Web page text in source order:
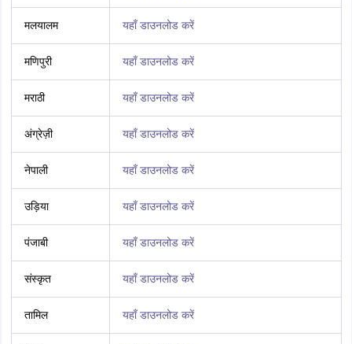
मलयालम यहाँ डाउनलोड करें
मणिपुरी यहाँ डाउनलोड करें
मराठी यहाँ डाउनलोड करें
अंग्रेज़ी यहाँ डाउनलोड करें
नेपाली यहाँ डाउनलोड करें
उड़िया यहाँ डाउनलोड करें
पंजाबी यहाँ डाउनलोड करें
संस्कृत यहाँ डाउनलोड करें
तामिल यहाँ डाउनलोड करें